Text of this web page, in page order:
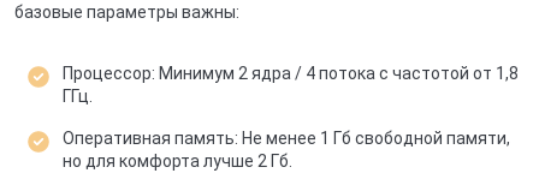
базовые параметры важны:
Процессор: Минимум 2 ядра / 4 потока с частотой от 1,8
ГГц.
Оперативная память: Не менее 1 Гб свободной памяти,
но для комфорта лучше 2 Гб.